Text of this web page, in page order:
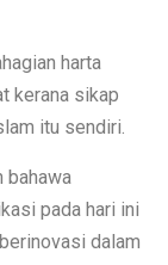
harta
kerana sikap
itu sendiri.
bahawa
pada hari ini
dalam